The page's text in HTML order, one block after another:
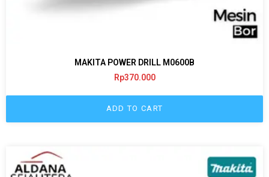
MAKITA POWER DRILL M0600B
Rp370.000
ADD TO CART